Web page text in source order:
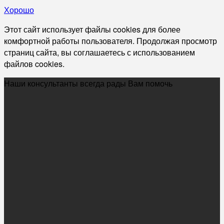
Хорошо
Этот сайт использует файлы cookies для более
комфортной работы пользователя. Продолжая просмотр
страниц сайта, вы соглашаетесь с использованием
файлов cookies.
Наши консультанты всегда рады Вам помочь